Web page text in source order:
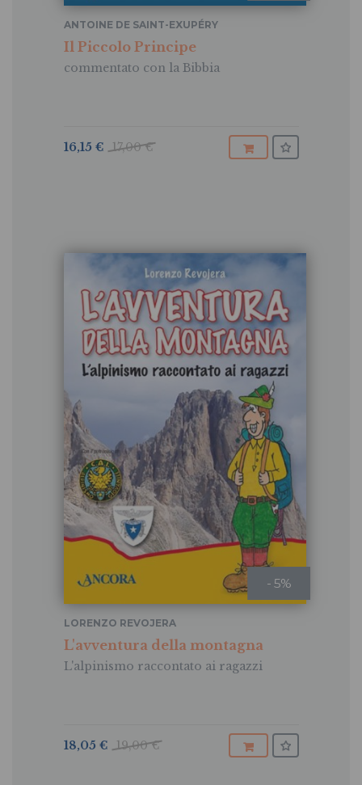
Il Piccolo Principe
commentato con la Bibbia
ANTOINE DE SAINT-EXUPÉRY
17,00 €
16,15 €
- 5%
L'avventura della montagna
L'alpinismo raccontato ai ragazzi
LORENZO REVOJERA
19,00 €
18,05 €